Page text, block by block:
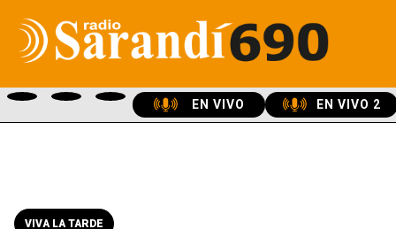
EN VIVO EN VIVO 2
VIVA LA TARDE